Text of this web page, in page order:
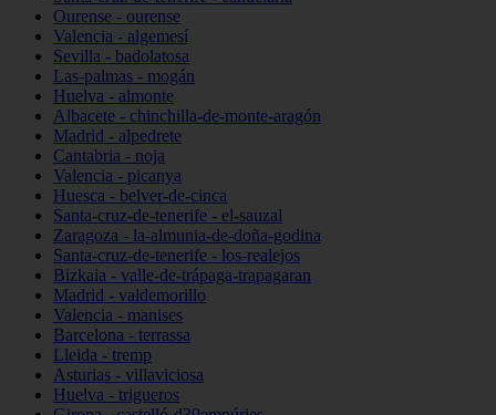
Ourense - ourense
Valencia - algemesí
Sevilla - badolatosa
Las-palmas - mogán
Huelva - almonte
Albacete - chinchilla-de-monte-aragón
Madrid - alpedrete
Cantabria - noja
Valencia - picanya
Huesca - belver-de-cinca
Santa-cruz-de-tenerife - el-sauzal
Zaragoza - la-almunia-de-doña-godina
Santa-cruz-de-tenerife - los-realejos
Bizkaia - valle-de-trápaga-trapagaran
Madrid - valdemorillo
Valencia - manises
Barcelona - terrassa
Lleida - tremp
Asturias - villaviciosa
Huelva - trigueros